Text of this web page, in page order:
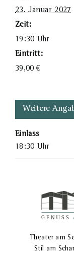
23. Januar 2027
Zeit:
19:30 Uhr
Eintritt:
39,00 €
Weitere
Einlass
18:30 Uhr
Theater am
Stil am